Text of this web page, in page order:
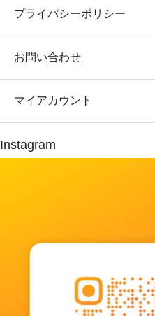
プライバシーポリシー
お問い合わせ
マイアカウント
Instagram